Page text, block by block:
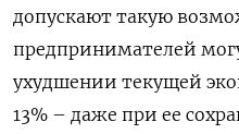
допускают такую
предпринимателей
ухудшении текущей
13% – даже при ее